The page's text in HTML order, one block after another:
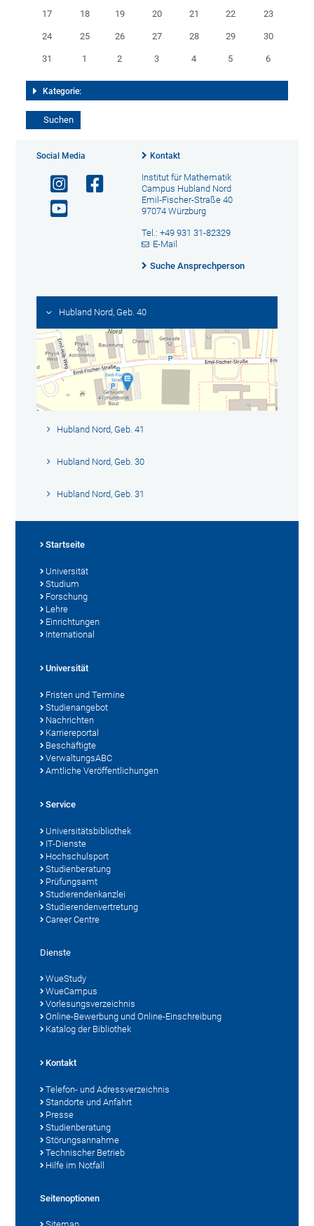
17 18 19 20 21 22 23
24 25 26 27 28 29 30
31 1 2 3 4 5 6
Kategorie:
Social Media Kontakt
Institut für Mathematik
Campus Hubland Nord
Emil-Fischer-Straße 40
97074 Würzburg
Tel.: +49 931 31-82329
E-Mail
Suche Ansprechperson
Hubland Nord, Geb. 40
Hubland Nord, Geb. 41
Hubland Nord, Geb. 30
Hubland Nord, Geb. 31
Startseite
Universität
Studium
Forschung
Lehre
Einrichtungen
International
Universität
Fristen und Termine
Studienangebot
Nachrichten
Karriereportal
Beschäftigte
VerwaltungsABC
Amtliche Veröffentlichungen
Service
Universitätsbibliothek
IT-Dienste
Hochschulsport
Studienberatung
Prüfungsamt
Studierendenkanzlei
Studierendenvertretung
Career Centre
Dienste
WueStudy
WueCampus
Vorlesungsverzeichnis
Online-Bewerbung und Online-Einschreibung
Katalog der Bibliothek
Kontakt
Telefon- und Adressverzeichnis
Standorte und Anfahrt
Presse
Studienberatung
Störungsannahme
Technischer Betrieb
Hilfe im Notfall
Seitenoptionen